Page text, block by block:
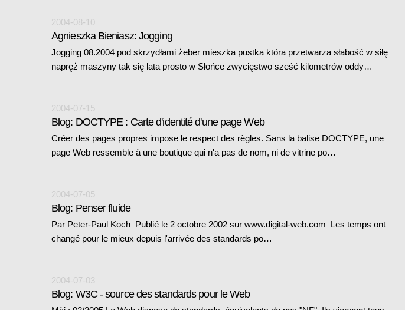
2004-08-10
Agnieszka Bieniasz: Jogging
Jogging 08.2004 pod skrzydłami żeber mieszka pustka która przetwarza słabość w siłę
napręż maszyny tak się lata prosto w Słońce zwycięstwo sześć kilometrów oddy…
2004-07-15
Blog: DOCTYPE : Carte d'identité d'une page Web
Créer des pages propres impose le respect des règles. Sans la balise DOCTYPE, une
page Web ressemble à une boutique qui n'a pas de nom, ni de vitrine po…
2004-07-05
Blog: Penser fluide
Par Peter-Paul Koch Publié le 2 octobre 2002 sur www.digital-web.com Les temps ont
changé pour le mieux depuis l'arrivée des standards po…
2004-07-03
Blog: W3C - source des standards pour le Web